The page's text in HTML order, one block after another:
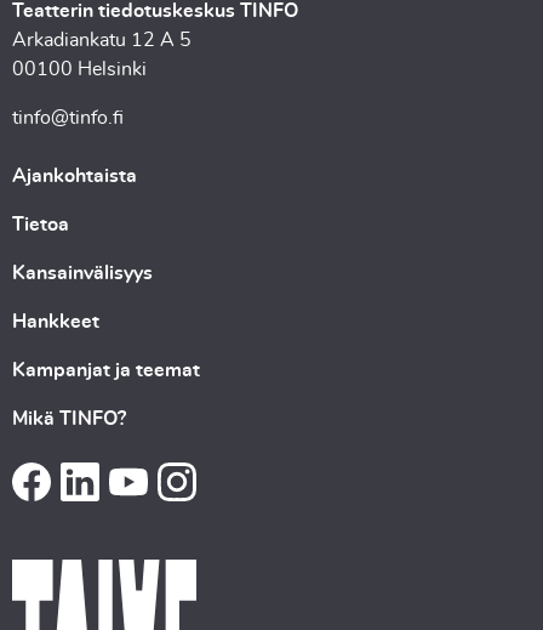
Teatterin tiedotuskeskus TINFO
Arkadiankatu 12 A 5
00100 Helsinki
tinfo@tinfo.fi
Ajankohtaista
Tietoa
Kansainvälisyys
Hankkeet
Kampanjat ja teemat
Mikä TINFO?